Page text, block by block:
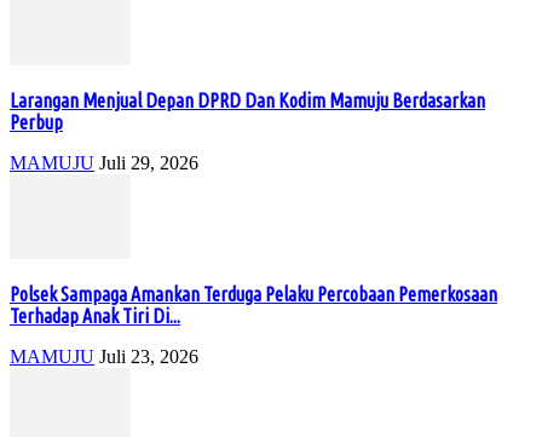
Larangan Menjual Depan DPRD Dan Kodim Mamuju Berdasarkan
Perbup
MAMUJU Juli 29, 2026
Polsek Sampaga Amankan Terduga Pelaku Percobaan Pemerkosaan
Terhadap Anak Tiri Di...
MAMUJU Juli 23, 2026